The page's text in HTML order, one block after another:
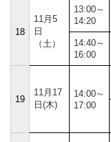
18
11月5
日
（土）
13:00～
14:20
14:40～
16:00
19
11月17
日(木)
14:00～
17:00